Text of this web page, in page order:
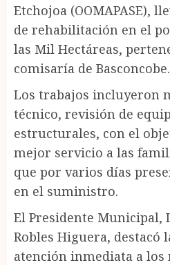
Etchojoa (OOMAPASE),
de rehabilitación en el
las Mil Hectáreas,
comisaría de Basconcobe.
Los trabajos incluyeron
técnico, revisión de
estructurales, con el
mejor servicio a las
que por varios días
en el suministro.
El Presidente Municipal,
Robles Higuera, destacó
atención inmediata a los